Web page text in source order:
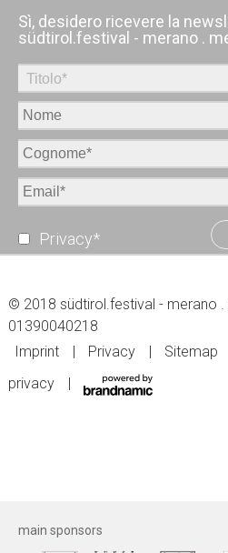
Sì, desidero ricevere la
südtirol.festival - merano .
Privacy*
© 2018 südtirol.festival - merano .
01390040218
Imprint
Privacy Sitemap
privacy
main sponsors